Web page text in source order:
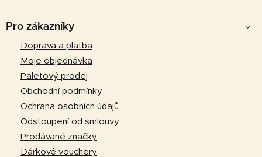
Pro zákazníky
Doprava a platba
Moje objednávka
Paletový prodej
Obchodní podmínky
Ochrana osobních údajů
Odstoupení od smlouvy
Prodávané značky
Dárkové vouchery